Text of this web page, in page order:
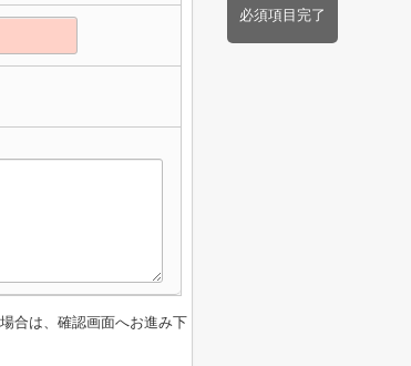
必須項目完了
合は、確認画面へお進み下